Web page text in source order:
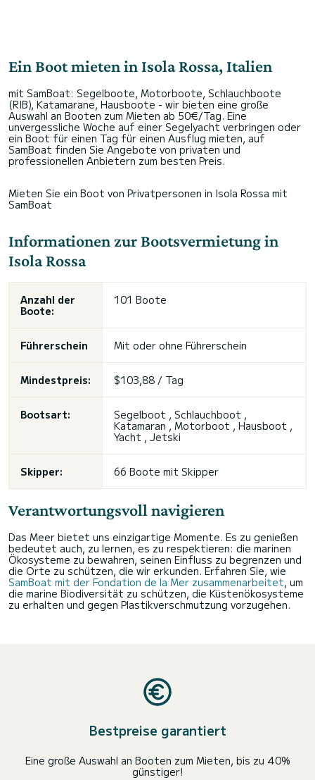
Ein Boot mieten in Isola Rossa, Italien
mit SamBoat: Segelboote, Motorboote, Schlauchboote
(RIB), Katamarane, Hausboote - wir bieten eine große
Auswahl an Booten zum Mieten ab 50€/Tag. Eine
unvergessliche Woche auf einer Segelyacht verbringen oder
ein Boot für einen Tag für einen Ausflug mieten, auf
SamBoat finden Sie Angebote von privaten und
professionellen Anbietern zum besten Preis.
Mieten Sie ein Boot von Privatpersonen in Isola Rossa mit
SamBoat
Informationen zur Bootsvermietung in
Isola Rossa
Anzahl der
Boote:
101 Boote
Führerschein Mit oder ohne Führerschein
Mindestpreis: $103,88 / Tag
Bootsart:
Segelboot , Schlauchboot ,
Katamaran , Motorboot , Hausboot ,
Yacht , Jetski
Skipper: 66 Boote mit Skipper
Verantwortungsvoll navigieren
Das Meer bietet uns einzigartige Momente. Es zu genießen
bedeutet auch, zu lernen, es zu respektieren: die marinen
Ökosysteme zu bewahren, seinen Einfluss zu begrenzen und
die Orte zu schützen, die wir erkunden. Erfahren Sie, wie
SamBoat mit der Fondation de la Mer zusammenarbeitet, um
die marine Biodiversität zu schützen, die Küstenökosysteme
zu erhalten und gegen Plastikverschmutzung vorzugehen.
Bestpreise garantiert
Eine große Auswahl an Booten zum Mieten, bis zu 40%
günstiger!